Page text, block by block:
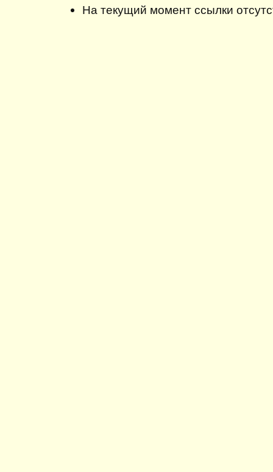
На текущий момент ссылки